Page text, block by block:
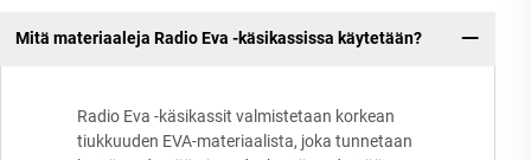
Mitä materiaaleja Radio Eva -käsikassissa käytetään?
Radio Eva -käsikassit valmistetaan korkean
tiukkuuden EVA-materiaalista, joka tunnetaan